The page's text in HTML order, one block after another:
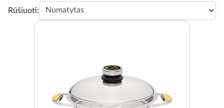
Rūšiuoti: